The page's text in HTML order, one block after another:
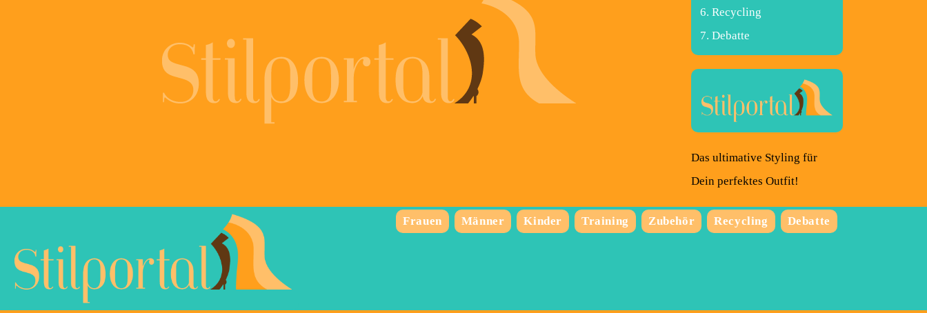
Recycling
Debatte
Das ultimative Styling für
Dein perfektes Outfit!
Frauen Männer Kinder Training Zubehör Recycling Debatte